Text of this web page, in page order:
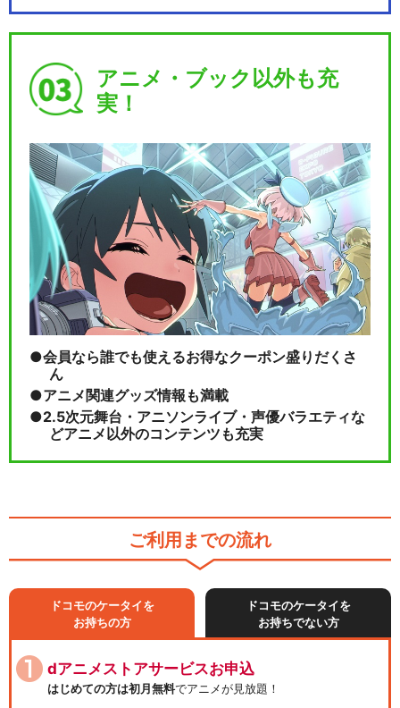
アニメ・ブック以外も充
実！
会員なら誰でも使えるお得なクーポン盛りだくさ
ん
アニメ関連グッズ情報も満載
2.5次元舞台・アニソンライブ・声優バラエティな
どアニメ以外のコンテンツも充実
ご利用までの流れ
ドコモのケータイを
お持ちの方
ドコモのケータイを
お持ちでない方
dアニメストアサービスお申込
はじめての方は初月無料でアニメが見放題！